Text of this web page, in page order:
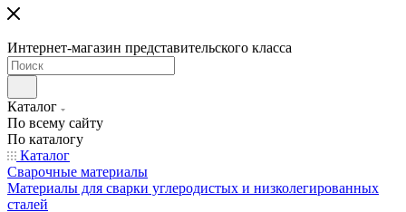
Интернет-магазин представительского класса
Каталог
По всему сайту
По каталогу
Каталог
Сварочные материалы
Материалы для сварки углеродистых и низколегированных
сталей